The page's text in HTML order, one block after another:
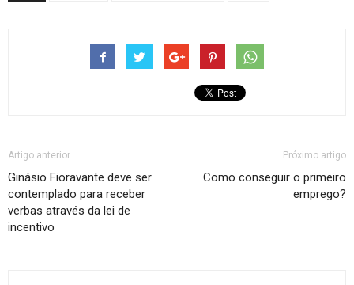
Artigo anterior
Ginásio Fioravante deve ser
contemplado para receber
verbas através da lei de
incentivo
Próximo artigo
Como conseguir o primeiro
emprego?